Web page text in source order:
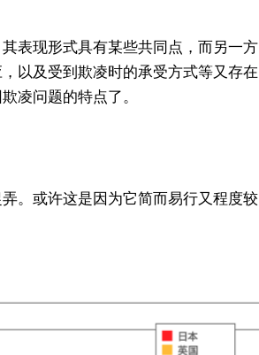
表现形式具有某些共同点，而另一方
以及受到欺凌时的承受方式等又存在
凌问题的特点了。
。或许这是因为它简而易行又程度较